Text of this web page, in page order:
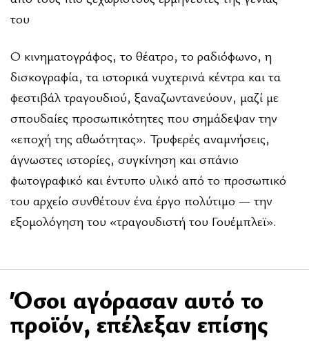
του
Ο κινηματογράφος, το θέατρο, το ραδιόφωνο, η
δισκογραφία, τα ιστορικά νυχτερινά κέντρα και τα
φεστιβάλ τραγουδιού, ξαναζωντανεύουν, μαζί με
σπουδαίες προσωπικότητες που σημάδεψαν την
«εποχή της αθωότητας». Τρυφερές αναμνήσεις,
άγνωστες ιστορίες, συγκίνηση και σπάνιο
φωτογραφικό και έντυπο υλικό από το προσωπικό
του αρχείο συνθέτουν ένα έργο πολύτιμο — την
εξομολόγηση του «τραγουδιστή του Γουέμπλεϊ».
Όσοι αγόρασαν αυτό το
προϊόν, επέλεξαν επίσης